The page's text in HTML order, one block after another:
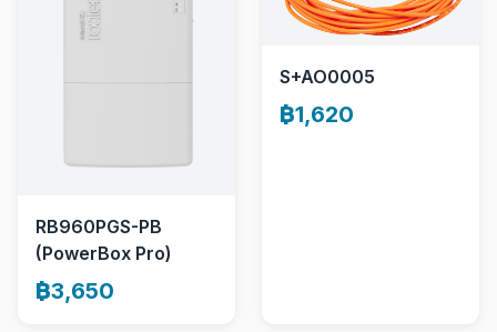
RB960PGS-PB
(PowerBox Pro)
฿3,650
S+AO0005
฿1,620